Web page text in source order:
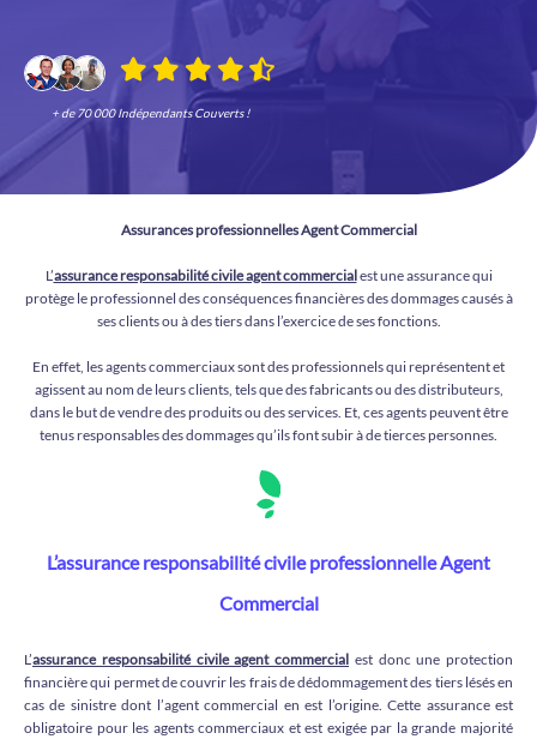
+ de 70 000 Indépendants Couverts !
Assurances professionnelles Agent Commercial
L’assurance responsabilité civile agent commercialest une assurance qui
protège le professionnel des conséquences financières des dommages causés à
ses clients ou à des tiers dans l’exercice de ses fonctions.
En effet, les agents commerciaux sont des professionnels qui représentent et
agissent au nom de leurs clients, tels que des fabricants ou des distributeurs,
dans le but de vendre des produits ou des services. Et, ces agents peuvent être
tenus responsables des dommages qu’ils font subir à de tierces personnes.
L’assurance responsabilité civile professionnelle Agent
Commercial
L’assurance responsabilité civile agent commercial est donc une protection
financière qui permet de couvrir les frais de dédommagement des tiers lésés en
cas de sinistre dont l’agent commercial en est l’origine. Cette assurance est
obligatoire pour les agents commerciaux et est exigée par la grande majorité